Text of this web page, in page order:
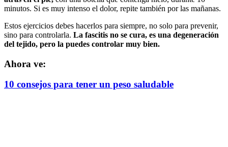
minutos. Si es muy intenso el dolor, repite también por las mañanas.
Estos ejercicios debes hacerlos para siempre, no solo para prevenir,
sino para controlarla. La fascitis no se cura, es una degeneración
del tejido, pero la puedes controlar muy bien.
Ahora ve:
10 consejos para tener un peso saludable